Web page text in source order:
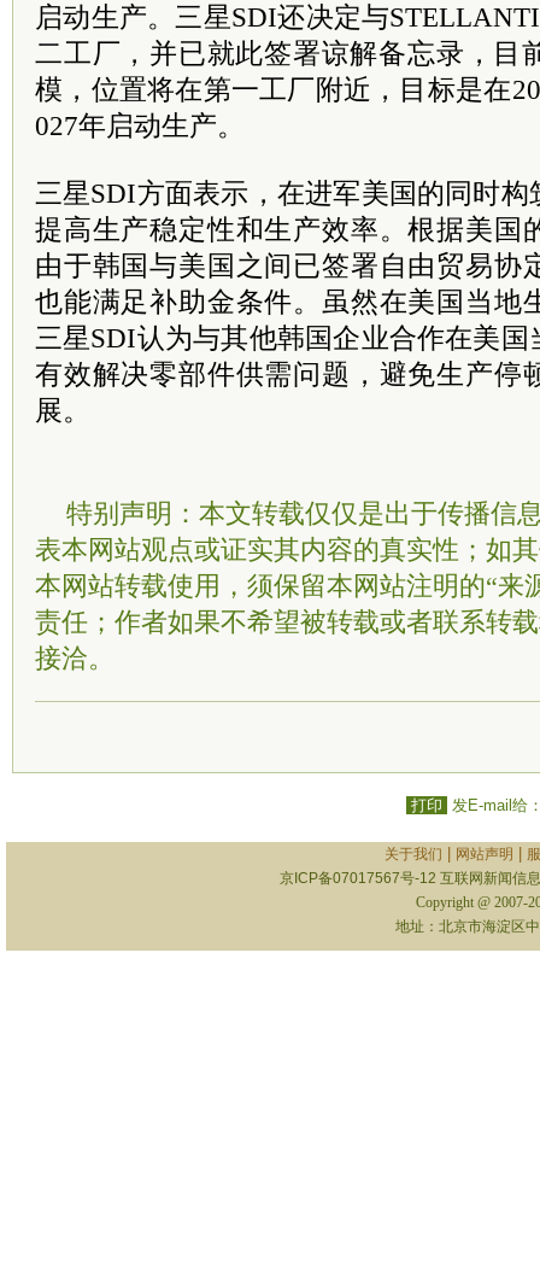
启动生产。三星SDI还决定与
二工厂，并已就此签署谅解备忘录，目
模，位置将在第一工厂附近，目标是在
027年启动生产。
三星SDI方面表示，在进军美国的同时
提高生产稳定性和生产效率。根据美国
由于韩国与美国之间已签署自由贸易协
也能满足补助金条件。虽然在美国当地
三星SDI认为与其他韩国企业合作在美
有效解决零部件供需问题，避免生产停
展。
特别声明：本文转载仅仅是出于传播信
表本网站观点或证实其内容的真实性；如
本网站转载使用，须保留本网站注明的“来
责任；作者如果不希望被转载或者联系转
接洽。
打印 发E-mail给
关于我们 网站声明
京ICP备07017567号-12 互联网新闻信
Copyright @ 2007-
地址：北京市海淀区